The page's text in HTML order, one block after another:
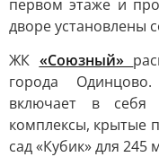
первом этаже и
дворе установлены
ЖК «Союзный»
города Одинцово.
включает в себя
комплексы, крытые
сад «Кубик» для